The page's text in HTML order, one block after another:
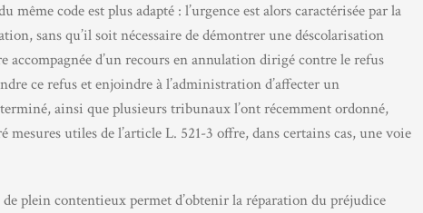
même code est plus adapté : l’urgence est alors caractérisée par la
sans qu’il soit nécessaire de démontrer une déscolarisation
accompagnée d’un recours en annulation dirigé contre le refus
ce refus et enjoindre à l’administration d’affecter un
ainsi que plusieurs tribunaux l’ont récemment ordonné,
mesures utiles de l’article L. 521-3 offre, dans certains cas, une voie
plein contentieux permet d’obtenir la réparation du préjudice